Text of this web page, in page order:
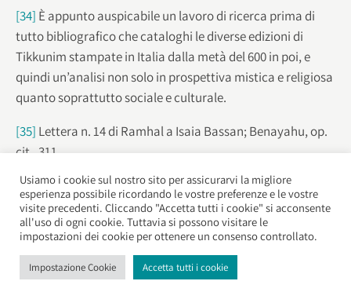
[34] È appunto auspicabile un lavoro di ricerca prima di
tutto bibliografico che cataloghi le diverse edizioni di
Tikkunim stampate in Italia dalla metà del 600 in poi, e
quindi un’analisi non solo in prospettiva mistica e religiosa
quanto soprattutto sociale e culturale.
[35] Lettera n. 14 di Ramhal a Isaia Bassan; Benayahu, op.
cit., 311
[36]A. A. Piattelli, “Lo studio della Mishnà in Italia durante i
secoli XVII e XVIII”,Annuario di Studi Ebraici,(1969-70 e
1971-72), p. 12
[37]Werblowsky,Josef Karo,Lawyer and Mystic,
83
Usiamo i cookie sul nostro sito per assicurarvi la migliore
esperienza possibile ricordando le vostre preferenze e le vostre
visite precedenti. Cliccando "Accetta tutti i cookie" si acconsente
all'uso di ogni cookie. Tuttavia si possono visitare le
impostazioni dei cookie per ottenere un consenso controllato.
Impostazione Cookie Accetta tutti i cookie